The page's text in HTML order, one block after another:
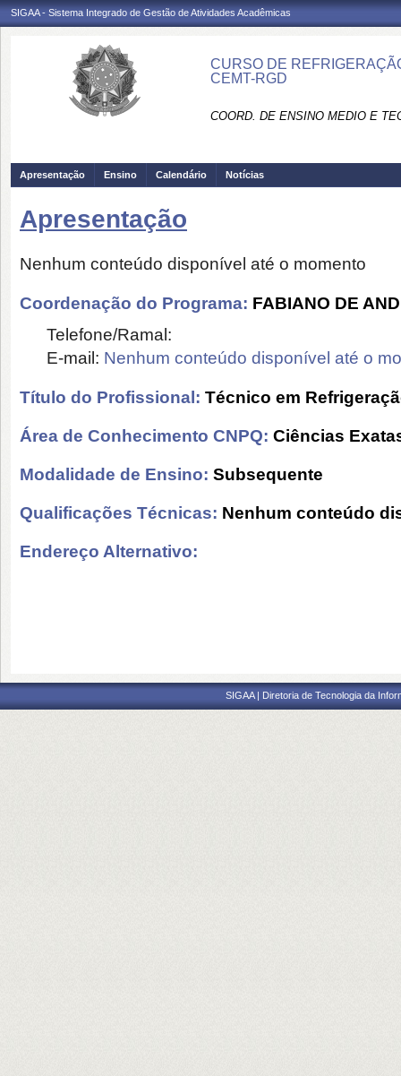
SIGAA - Sistema Integrado de Gestão de Atividades Acadêmicas
CURSO DE
CEMT-RGD
COORD. DE ENSINO MEDIO E
Apresentação Ensino Calendário Notícias
Apresentação
Nenhum conteúdo disponível até o momento
Coordenação do Programa: FABIANO DE
Telefone/Ramal:
E-mail: Nenhum conteúdo disponível até o
Título do Profissional: Técnico em
Área de Conhecimento CNPQ: Ciências
Modalidade de Ensino: Subsequente
Qualificações Técnicas: Nenhum conteúdo
Endereço Alternativo:
SIGAA | Diretoria de Tecnologia da